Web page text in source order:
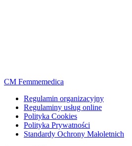
CM Femmemedica
Regulamin organizacyjny
Regulaminy usług online
Polityka Cookies
Polityka Prywatności
Standardy Ochrony Małoletnich